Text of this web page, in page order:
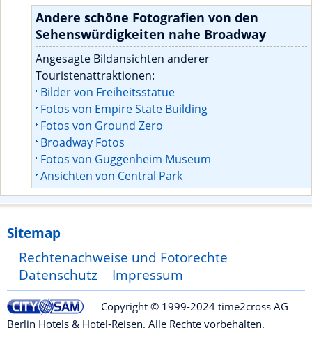
Andere schöne Fotografien von den
Sehenswürdigkeiten nahe Broadway
Angesagte Bildansichten anderer
Touristenattraktionen:
Bilder von Freiheitsstatue
Fotos von Empire State Building
Fotos von Ground Zero
Broadway Fotos
Fotos von Guggenheim Museum
Ansichten von Central Park
Sitemap
Rechtenachweise und Fotorechte
Datenschutz
Impressum
Copyright © 1999-2024 time2cross AG
Berlin Hotels & Hotel-Reisen. Alle Rechte vorbehalten.